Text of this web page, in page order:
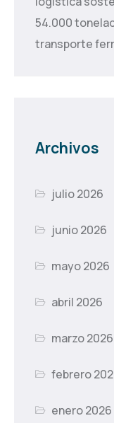
54.000
transporte
Archivos
julio 2026
junio 2026
mayo 2026
abril 2026
marzo 2026
febrero
enero 2026